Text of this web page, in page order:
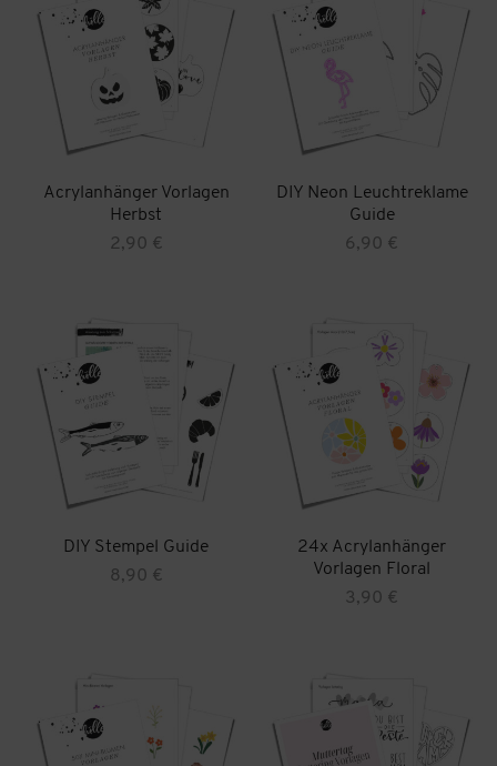
Acrylanhänger Vorlagen
Herbst
2,90 €
DIY Neon Leuchtreklame
Guide
6,90 €
DIY Stempel Guide
8,90 €
24x Acrylanhänger
Vorlagen Floral
3,90 €